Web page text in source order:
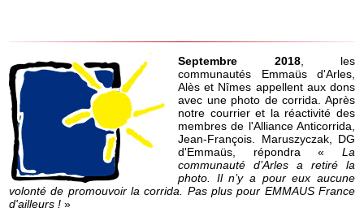
Septembre 2018, les
communautés Emmaüs d'Arles,
Alès et Nîmes appellent aux dons
avec une photo de corrida. Après
notre courrier et la réactivité des
membres de l'Alliance Anticorrida,
Jean-François. Maruszyczak, DG
d'Emmaüs, répondra « La
communauté d’Arles a retiré la
photo. Il n’y a pour eux aucune
volonté de promouvoir la corrida. Pas plus pour EMMAUS France
d'ailleurs !»